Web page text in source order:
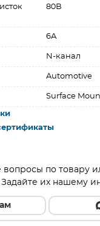
80В
6A
N-канал
Automotive
Surface
вопросы по товару
их нашему